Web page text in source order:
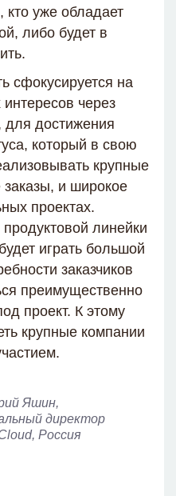
кто уже обладает
либо будет в
сфокусируется на
через
для достижения
который в свою
крупные
и широкое
проектах.
линейки
играть большой
заказчиков
преимущественно
проект. К этому
крупные компании
Яшин,
директор
Россия